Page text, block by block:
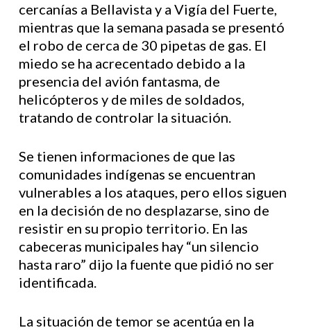
cercanías a Bellavista y a Vigía del Fuerte,
mientras que la semana pasada se presentó
el robo de cerca de 30 pipetas de gas. El
miedo se ha acrecentado debido a la
presencia del avión fantasma, de
helicópteros y de miles de soldados,
tratando de controlar la situación.
Se tienen informaciones de que las
comunidades indígenas se encuentran
vulnerables a los ataques, pero ellos siguen
en la decisión de no desplazarse, sino de
resistir en su propio territorio. En las
cabeceras municipales hay “un silencio
hasta raro” dijo la fuente que pidió no ser
identificada.
La situación de temor se acentúa en la